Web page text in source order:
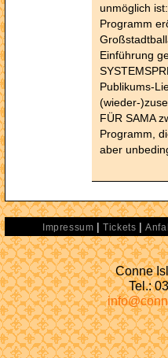
unmöglich
Programm
Einführung
Publikums-
(wieder-
FÜR SAMA
Programm,
aber
Impressum |Tickets |
Conne
Tel.: